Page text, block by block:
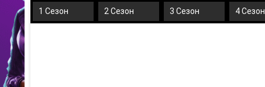
1 Сезон 2 Сезон 3 Сезон 4 Сезон